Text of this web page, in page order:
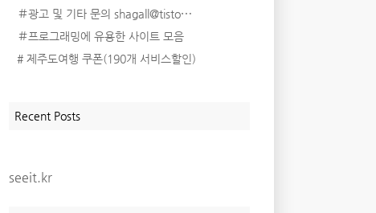
＃광고 및 기타 문의 shagall@tisto⋯
＃프로그래밍에 유용한 사이트 모음
# 제주도여행 쿠폰(190개 서비스할인)
Recent Posts
seeit.kr